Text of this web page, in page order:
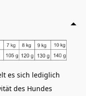
Bio-Vital-
Druck und bei
aufbereitet.
angepasst.
es sich lediglich
des Hundes